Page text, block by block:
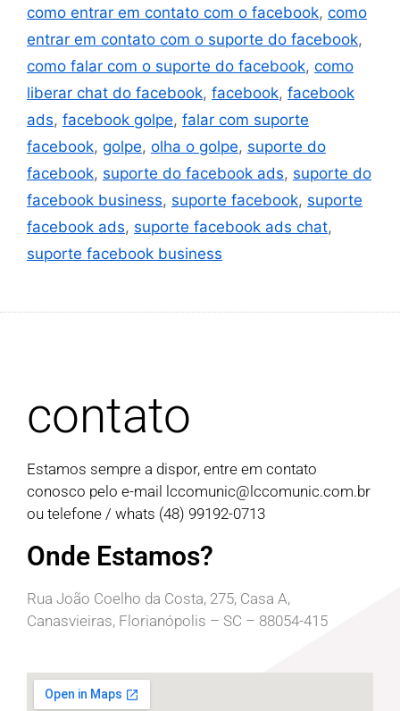
como entrar em contato com o facebook, como
entrar em contato com o suporte do facebook,
como falar com o suporte do facebook, como
liberar chat do facebook, facebook, facebook
ads, facebook golpe, falar com suporte
facebook, golpe, olha o golpe, suporte do
facebook, suporte do facebook ads, suporte do
facebook business, suporte facebook, suporte
facebook ads, suporte facebook ads chat,
suporte facebook business
contato
Estamos sempre a dispor, entre em contato
conosco pelo e-mail lccomunic@lccomunic.com.br
ou telefone / whats (48) 99192-0713
Onde Estamos?
Rua João Coelho da Costa, 275, Casa A,
Canasvieiras, Florianópolis – SC – 88054-415